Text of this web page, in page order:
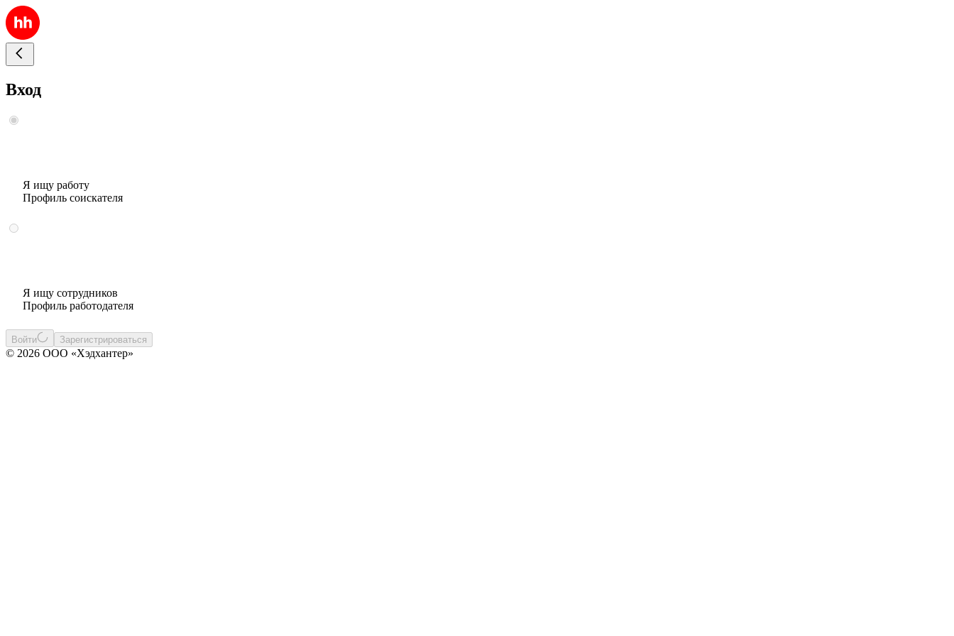
Вход
Я ищу работу
Профиль соискателя
Я ищу сотрудников
Профиль работодателя
Войти Зарегистрироваться
© 2026 ООО «Хэдхантер»